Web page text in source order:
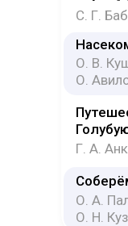
С. Г.
О. В.
О.
Г. А.
О. А.
О. Н.